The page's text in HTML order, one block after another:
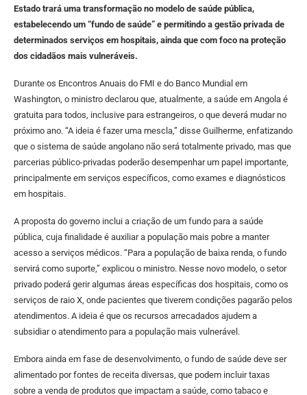
Estado trará uma transformação no modelo de saúde pública,
estabelecendo um “fundo de saúde” e permitindo a gestão privada de
determinados serviços em hospitais, ainda que com foco na proteção
dos cidadãos mais vulneráveis.
Durante os Encontros Anuais do FMI e do Banco Mundial em
Washington, o ministro declarou que, atualmente, a saúde em Angola é
gratuita para todos, inclusive para estrangeiros, o que deverá mudar no
próximo ano. “A ideia é fazer uma mescla,” disse Guilherme, enfatizando
que o sistema de saúde angolano não será totalmente privado, mas que
parcerias público-privadas poderão desempenhar um papel importante,
principalmente em serviços específicos, como exames e diagnósticos
em hospitais.
A proposta do governo inclui a criação de um fundo para a saúde
pública, cuja finalidade é auxiliar a população mais pobre a manter
acesso a serviços médicos. “Para a população de baixa renda, o fundo
servirá como suporte,” explicou o ministro. Nesse novo modelo, o setor
privado poderá gerir algumas áreas específicas dos hospitais, como os
serviços de raio X, onde pacientes que tiverem condições pagarão pelos
atendimentos. A ideia é que os recursos arrecadados ajudem a
subsidiar o atendimento para a população mais vulnerável.
Embora ainda em fase de desenvolvimento, o fundo de saúde deve ser
alimentado por fontes de receita diversas, que podem incluir taxas
sobre a venda de produtos que impactam a saúde, como tabaco e